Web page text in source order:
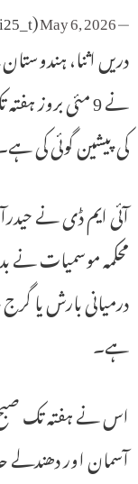
— Telangana Weatherman (@balaji25_t)
May 6, 2026
دریں اثنا،
نے 9 مئی
کی پیشین گوئی کی
آئی ایم ڈی نے
محکمہ موسمیات نے
درمیانی بارش یا
ہے۔
اس نے ہفتہ تک
آسمان اور دھندلے